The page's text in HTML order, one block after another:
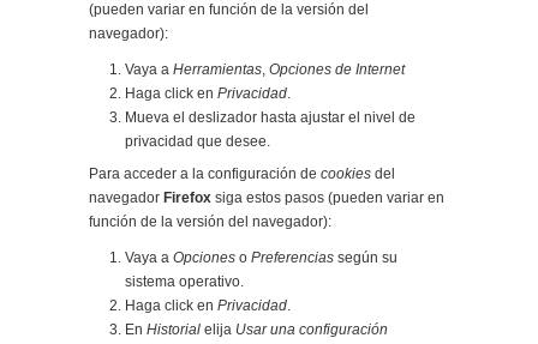
(pueden variar en función de la versión del
navegador):
Vaya a Herramientas, Opciones de Internet
Haga click en Privacidad.
Mueva el deslizador hasta ajustar el nivel de
privacidad que desee.
Para acceder a la configuración de cookies del
navegador Firefox siga estos pasos (pueden variar en
función de la versión del navegador):
Vaya a Opciones o Preferencias según su
sistema operativo.
Haga click en Privacidad.
En Historial elija Usar una configuración